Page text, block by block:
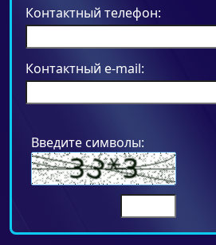
Контактный телефон:
Контактный e-mail:
Введите символы: